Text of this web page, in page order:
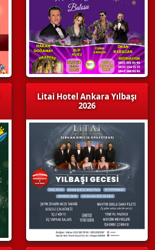
Litai Hotel Ankara Yılbaşı
2026